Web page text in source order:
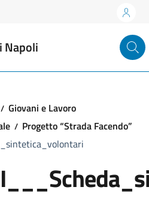
Napoli
Giovani e Lavoro
Progetto “Strada Facendo”